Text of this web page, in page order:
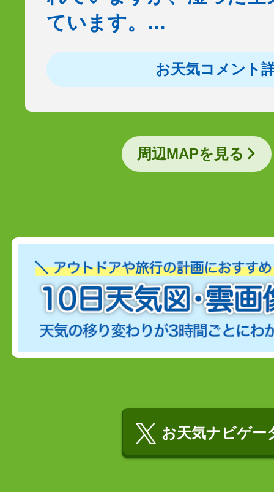
ています。…
お天気コメント
周辺MAPを見る
お天気ナビゲー